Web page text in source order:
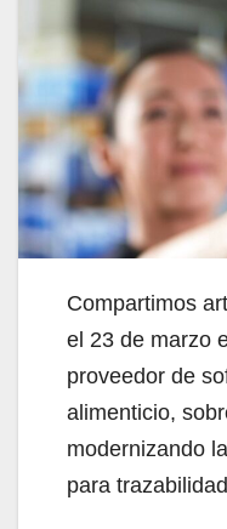
Compartimos
el 23 de marzo
proveedor de
alimenticio,
modernizando
para